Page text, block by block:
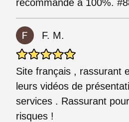
recommande a 100%.
F. M.
Site français , rassurant
leurs vidéos de
services . Rassurant
risques !